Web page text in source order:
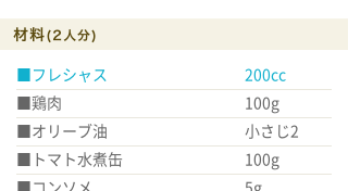
■フレシャス 200cc
■鶏肉 100g
■オリーブ油 小さじ2
■トマト水煮缶 100g
■コンソメ 5g